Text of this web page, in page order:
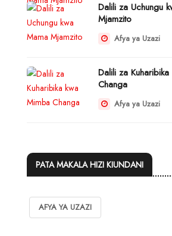
Dalili za Uchungu
Mjamzito
Afya ya Uzazi
Dalili za
Changa
Afya ya Uzazi
PATA MAKALA HIZI KIUNDANI
AFYA YA UZAZI